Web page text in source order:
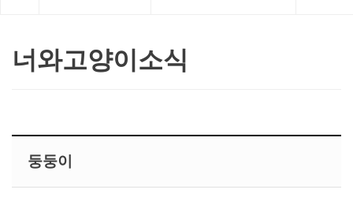
너와고양이소식
둥둥이